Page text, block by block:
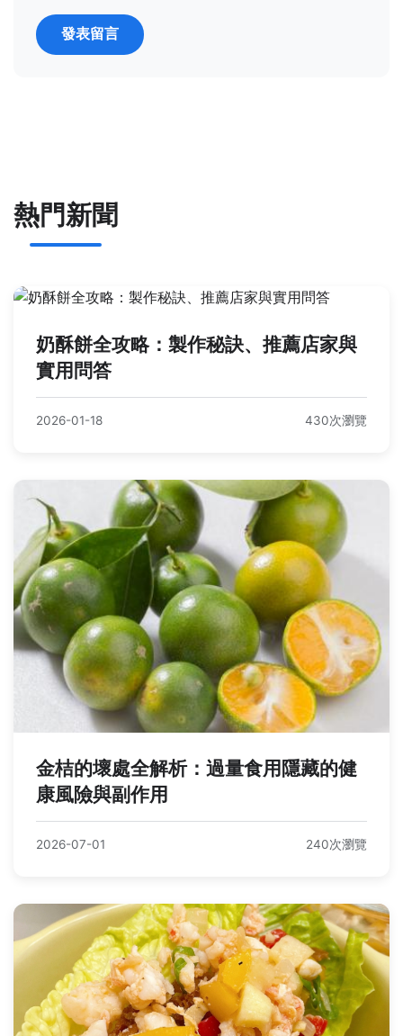
發表留言
熱門新聞
奶酥餅全攻略：製作秘訣、推薦店家與
實用問答
2026-01-18 430次瀏覽
金桔的壞處全解析：過量食用隱藏的健
康風險與副作用
2026-07-01 240次瀏覽